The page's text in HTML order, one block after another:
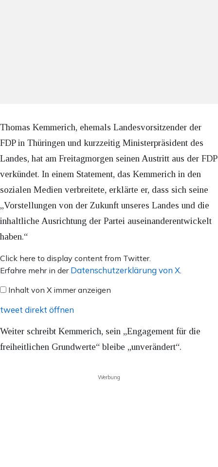
Thomas Kemmerich, ehemals Landesvorsitzender der
FDP in Thüringen und kurzzeitig Ministerpräsident des
Landes, hat am Freitagmorgen seinen Austritt aus der FDP
verkündet. In einem Statement, das Kemmerich in den
sozialen Medien verbreitete, erklärte er, dass sich seine
„Vorstellungen von der Zukunft unseres Landes und die
inhaltliche Ausrichtung der Partei auseinanderentwickelt
haben.“
Inhalt
von
anzeigen
Click here to display content from Twitter.
Erfahre mehr in der Datenschutzerklärung von X.
Inhalt von X immer anzeigen
tweet direkt öffnen
Weiter schreibt Kemmerich, sein „Engagement für die
freiheitlichen Grundwerte“ bleibe „unverändert“.
Werbung